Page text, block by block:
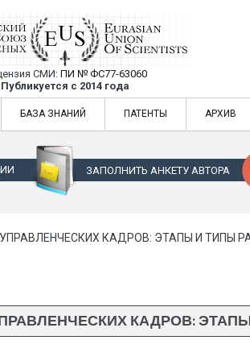
Союз Ученых —
СМИ:ПИ № ФС77-63060
Публикуется с 2014 года
— публикация научных статей в
БАЗА ЗНАНИЙ ПАТЕНТЫ АРХИВ
ЗАПОЛНИТЬ АНКЕТУ АВТОРА
КАДРОВ: ЭТАПЫ И ТИПЫ
КАДРОВ: